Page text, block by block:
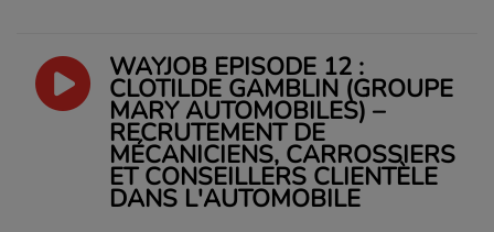
WAYJOB ÉPISODE 12 :
CLOTILDE GAMBLIN (GROUPE
MARY AUTOMOBILES) –
RECRUTEMENT DE
MÉCANICIENS, CARROSSIERS
ET CONSEILLERS CLIENTÈLE
DANS L'AUTOMOBILE